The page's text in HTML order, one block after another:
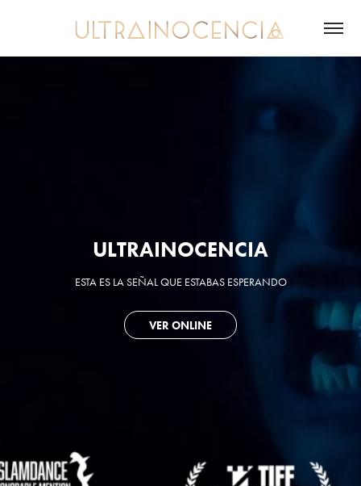
ULTRAINOCENCIA
ESTA ES LA SEÑAL QUE ESTABAS ESPERANDO
VER ONLINE